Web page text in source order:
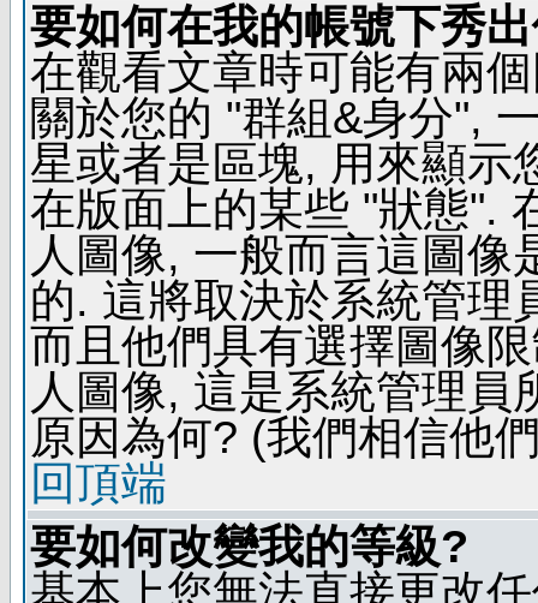
要如何在我的帳號下秀
在觀看文章時可能有兩
關於您的 "群組&身分",
星或者是區塊, 用來顯示
在版面上的某些 "狀態".
人圖像, 一般而言這圖像
的. 這將取決於系統管理
而且他們具有選擇圖像
人圖像, 這是系統管理
原因為何? (我們相信他
回頂端
要如何改變我的等級?
基本上您無法直接更改